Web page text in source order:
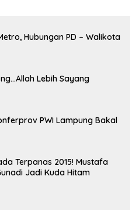
Hubungan PD – Walikota
Lebih Sayang
PWI Lampung Bakal
Terpanas 2015! Mustafa
Jadi Kuda Hitam